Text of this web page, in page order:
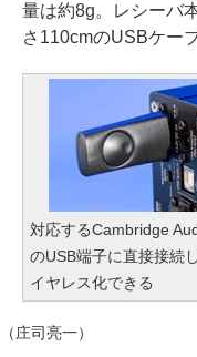
量は約8g。レシーバ
さ110cmのUSBケー
対応するCambridge
のUSB端子に直接接続
イヤレス化できる
（庄司亮一）